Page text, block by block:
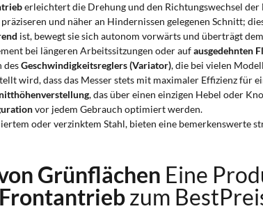
erleichtert die Drehung und den Richtungswechsel
und näher an Hindernissen gelegenen Schnitt;
ist, bewegt sie sich autonom vorwärts und überträgt
bei längeren Arbeitssitzungen oder aufausgedehnten
desGeschwindigkeitsreglers (Variator), die bei vielen
wird, dass das Messer stets mit maximaler Effizienz für
, das über einen einzigen Hebel oder
vor jedem Gebrauch optimiert werden.
oder verzinktem Stahl, bieten eine bemerkenswerte
Grünflächen Eine
zum